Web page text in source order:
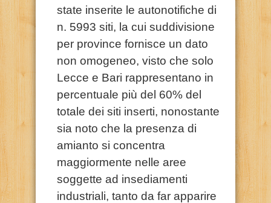
state inserite le autonotifiche di
n. 5993 siti, la cui suddivisione
per province fornisce un dato
non omogeneo, visto che solo
Lecce e Bari rappresentano in
percentuale più del 60% del
totale dei siti inserti, nonostante
sia noto che la presenza di
amianto si concentra
maggiormente nelle aree
soggette ad insediamenti
industriali, tanto da far apparire